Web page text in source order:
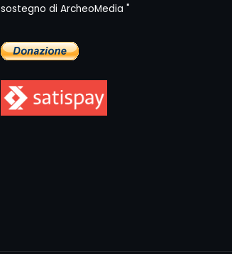
sostegno di ArcheoMedia "